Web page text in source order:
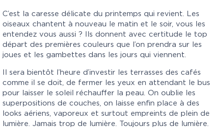
C’est la caresse délicate du printemps qui revient. Les
oiseaux chantent à nouveau le matin et le soir, vous les
entendez vous aussi ? Ils donnent avec certitude le top
départ des premières couleurs que l’on prendra sur les
joues et les gambettes dans les jours qui viennent.
Il sera bientôt l’heure d’investir les terrasses des cafés
comme il se doit, de fermer les yeux en attendant le bus
pour laisser le soleil réchauffer la peau. On oublie les
superpositions de couches, on laisse enfin place à des
looks aériens, vaporeux et surtout empreints de plein de
lumière. Jamais trop de lumière. Toujours plus de lumière.